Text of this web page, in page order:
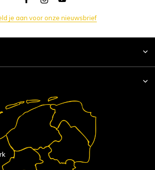
je aan voor onze nieuwsbrief